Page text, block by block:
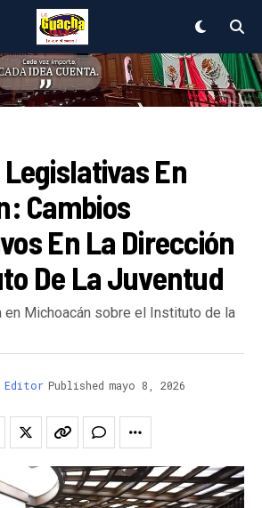
En
Cambios
En La Dirección
De La Juventud
Michoacán sobre el Instituto de la
Editor Published mayo 8, 2026